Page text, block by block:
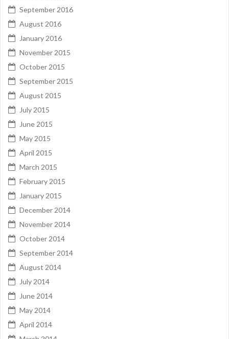
September 2016
August 2016
January 2016
November 2015
October 2015
September 2015
August 2015
July 2015
June 2015
May 2015
April 2015
March 2015
February 2015
January 2015
December 2014
November 2014
October 2014
September 2014
August 2014
July 2014
June 2014
May 2014
April 2014